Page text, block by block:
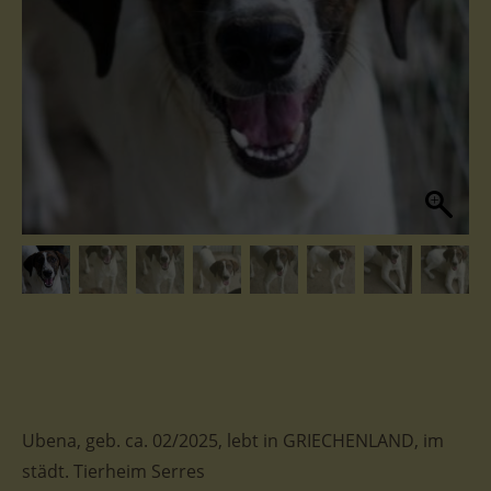
Ubena, geb. ca. 02/2025, lebt in GRIECHENLAND, im
städt. Tierheim Serres